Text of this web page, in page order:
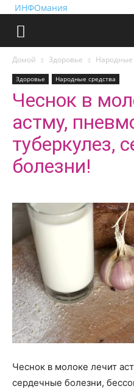
ИНФОмания
Домой Здоровье Народные
Здоровье Народные средства
Чеснок в
астму,
туберкулез,
болезни!
Чеснок в молоке лечит
сердечные болезни,